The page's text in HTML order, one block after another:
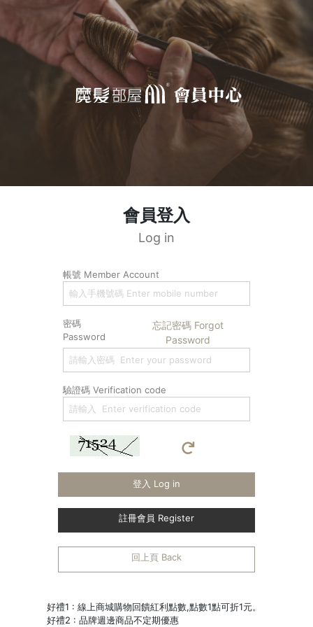
會員登入
Log in
帳號 Member Account
密碼
Password
忘記密碼 Forgot
Password
驗證碼 Verification code
登入 Log in
註冊會員 Register
回上頁 Back
好禮1 : 線上商城購物回饋紅利點數,點數1點可折1元。
好禮2 : 品牌週邊商品不定期優惠